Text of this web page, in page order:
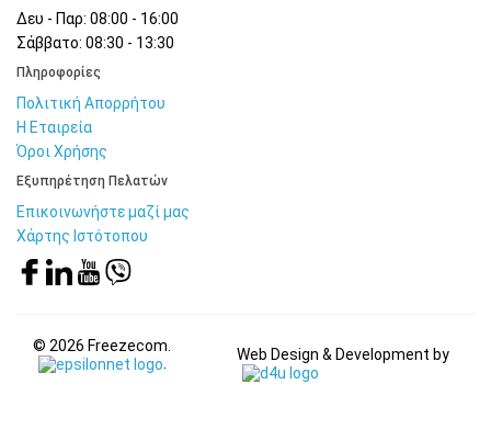
Δευ - Παρ: 08:00 - 16:00
Σάββατο: 08:30 - 13:30
Πληροφορίες
Πολιτική Απορρήτου
Η Εταιρεία
Όροι Χρήσης
Εξυπηρέτηση Πελατών
Επικοινωνήστε μαζί μας
Χάρτης Ιστότοπου
© 2026 Freezecom.
Web Design & Development by